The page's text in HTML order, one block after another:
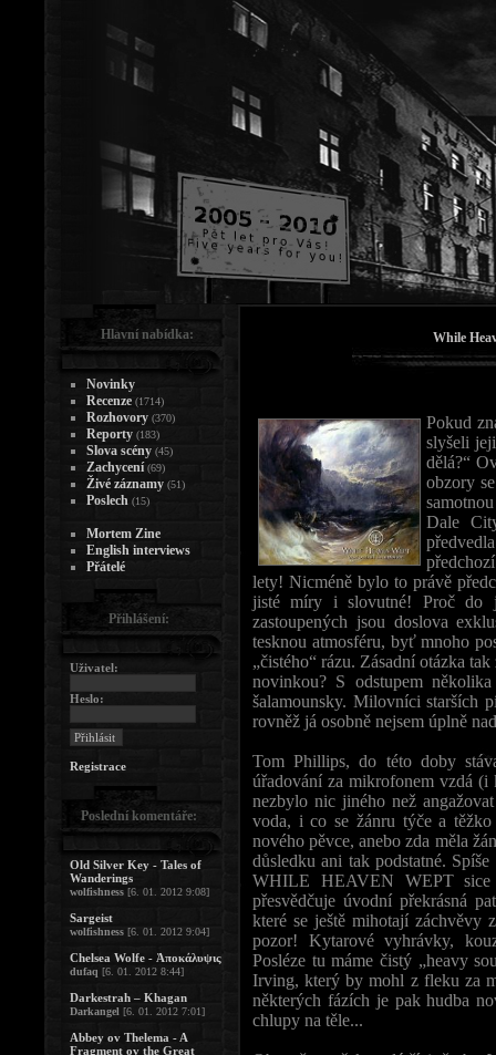
While
Pokud
slyšeli
dělá?“
obzory
Dale
lety! Nicméně bylo to právě
jisté míry i slovutné! Proč do
zastoupených jsou doslova
tesknou atmosféru, byť mnoho
„čistého“ rázu. Zásadní otázka
novinkou? S odstupem
šalamounsky. Milovníci starších
rovněž já osobně nejsem úplně
Tom Phillips, do této doby
úřadování za mikrofonem vzdá
nezbylo nic jiného než
voda, i co se žánru týče a těžko
nového pěvce, anebo zda měla
důsledku ani tak podstatné.
WHILE HEAVEN WEPT sice
přesvědčuje úvodní překrásná
které se ještě mihotají záchvěvy
pozor! Kytarové vyhrávky,
Posléze tu máme čistý „heavy
Irving, který by mohl z fleku za
některých fázích je pak hudba
chlupy na těle...
Hlavní nabídka:
Novinky
Recenze (1714)
Rozhovory (370)
Reporty (183)
Slova scény (45)
Zachycení (69)
Živé záznamy (51)
Poslech (15)
Mortem Zine
English interviews
Přátelé
Přihlášení:
Uživatel:
Heslo:
Registrace
Poslední komentáře:
Old Silver Key - Tales of
Wanderings
wolfishness [6. 01. 2012 9:08]
Sargeist
wolfishness [6. 01. 2012 9:04]
Chelsea Wolfe - Ἀποκάλυψις
dufaq [6. 01. 2012 8:44]
Darkestrah – Khagan
Darkangel [6. 01. 2012 7:01]
Abbey ov Thelema - A
Fragment ov the Great